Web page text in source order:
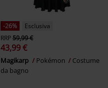
-26%
Esclusiva
RRP59,99 €
43,99 €
Magikarp Pokémon
Costume
da bagno